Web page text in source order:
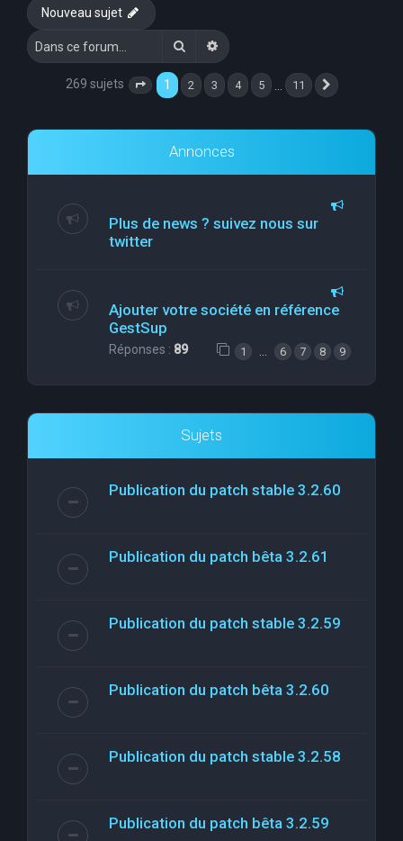
Nouveau sujet
RechercherRecherche avancée
269 sujets Page 1 sur11
1 2 3 4 5 11
Annonces
Plus de news ? suivez nous sur
twitter
Ajouter votre société en référence
GestSup
Réponses : 89 1 6 7 8 9
Sujets
Publication du patch stable 3.2.60
Publication du patch bêta 3.2.61
Publication du patch stable 3.2.59
Publication du patch bêta 3.2.60
Publication du patch stable 3.2.58
Publication du patch bêta 3.2.59